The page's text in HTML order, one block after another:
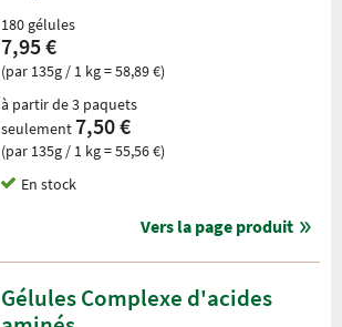
180 gélules
7,95 €
(par 135g / 1 kg = 58,89 €)
à partir de 3 paquets
seulement7,50 €
(par 135g / 1 kg = 55,56 €)
En stock
Vers la page produit
Gélules Complexe d'acides